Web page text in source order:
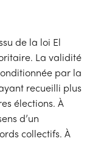
de la loi El
La validité
par la
recueilli plus
élections. À
d’un
collectifs. À